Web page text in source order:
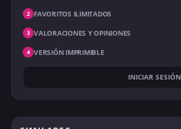
2 FAVORITOS ILIMITADOS
3 VALORACIONES Y OPINIONES
4 VERSIÓN IMPRIMIBLE
INICIAR SESIÓN